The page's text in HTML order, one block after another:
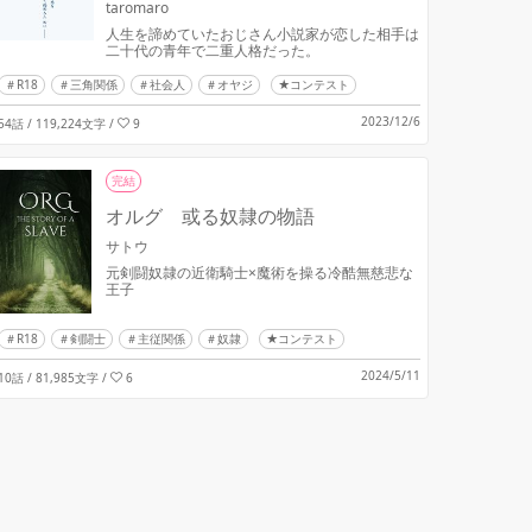
taromaro
人生を諦めていたおじさん小説家が恋した相手は
二十代の青年で二重人格だった。
R18 三角関係 社会人 オヤジ ★コンテスト
話 / 119,224文字 / 9 2023/12/6
完結
オルグ 或る奴隷の物語
サトウ
元剣闘奴隷の近衛騎士×魔術を操る冷酷無慈悲な
王子
R18 剣闘士 主従関係 奴隷 ★コンテスト
話 / 81,985文字 / 6 2024/5/11